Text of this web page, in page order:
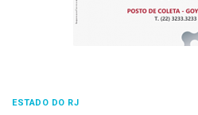
ESTADO DO RJ